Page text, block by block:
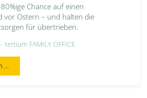
Chance auf einen
vor Ostern – und halten die
für übertrieben.
tertium FAMILY OFFICE
...